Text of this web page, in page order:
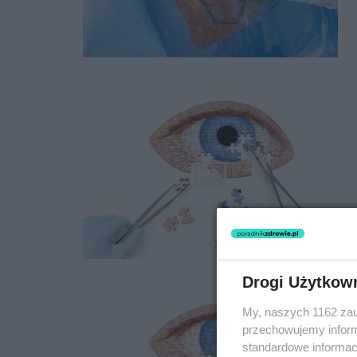
Drogi
My, naszych 1162
przechowujemy
standardowe